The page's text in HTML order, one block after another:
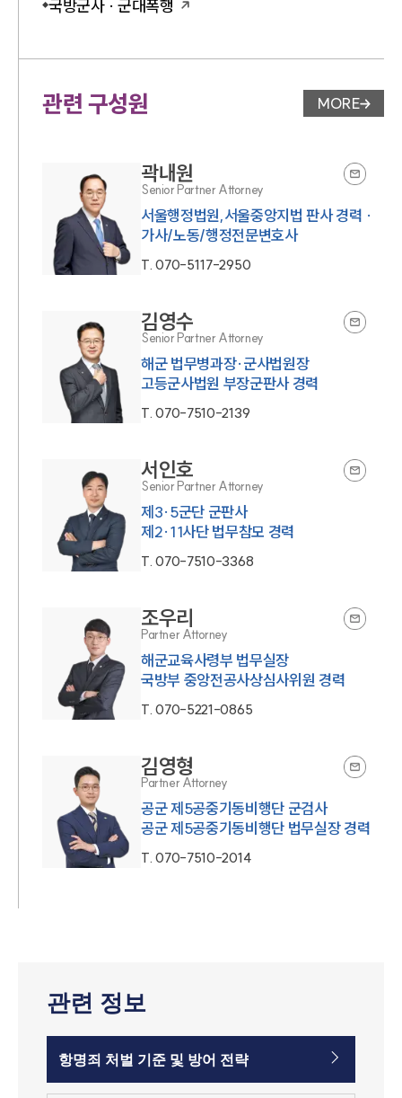
국방군사 · 군대폭행
관련 구성원 변호사 페
MORE
곽내원
Senior Partner Attorney
서울행정법원,서울중앙지법 판사 경력 ·
가사/노동/행정전문변호사
T.070-5117-2950
김영수
Senior Partner Attorney
해군 법무병과장·군사법원장
고등군사법원 부장군판사 경력
T.070-7510-2139
서인호
Senior Partner Attorney
제3·5군단 군판사
제2·11사단 법무참모 경력
T.070-7510-3368
조우리
Partner Attorney
해군교육사령부 법무실장
국방부 중앙전공사상심사위원 경력
T.070-5221-0865
김영형
Partner Attorney
공군 제5공중기동비행단 군검사
공군 제5공중기동비행단 법무실장 경력
T.070-7510-2014
관련 정보
항명죄 처벌 기준 및 방어 전략